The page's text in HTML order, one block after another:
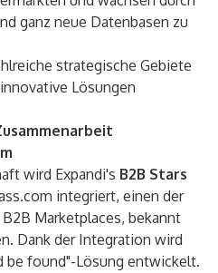
ganz neue Datenbasen zu
strategische Gebiete
Lösungen
wird Expandi's B2B Stars
integriert, einen der
Marketplaces, bekannt
Dank der Integration wird
be found"-Lösung entwickelt.